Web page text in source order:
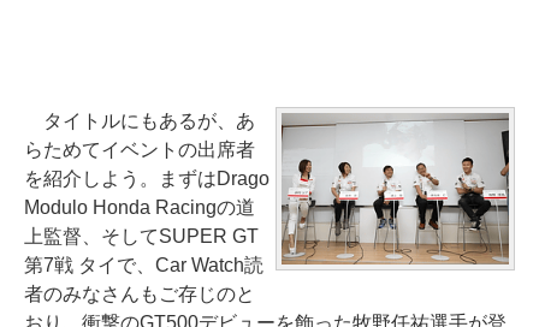
タイトルにもあるが、あ
らためてイベントの出席者
を紹介しよう。まずはDrago
Modulo Honda Racingの道
上監督、そしてSUPER GT
第7戦 タイで、Car Watch読
者のみなさんもご存じのと